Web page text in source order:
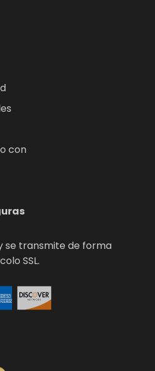
con
se transmite de forma
SSL.